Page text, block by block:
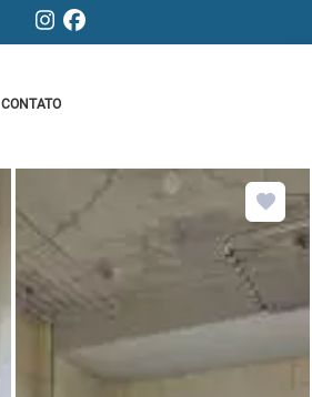
CONTATO